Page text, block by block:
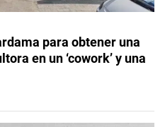
para obtener una
en un ‘cowork’ y una